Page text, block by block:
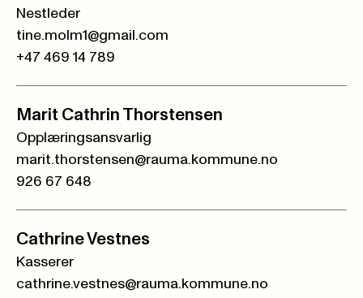
Nestleder
tine.molm1@gmail.com
+47 469 14 789
Marit Cathrin Thorstensen
Opplæringsansvarlig
marit.thorstensen@rauma.kommune.no
926 67 648
Cathrine Vestnes
Kasserer
cathrine.vestnes@rauma.kommune.no